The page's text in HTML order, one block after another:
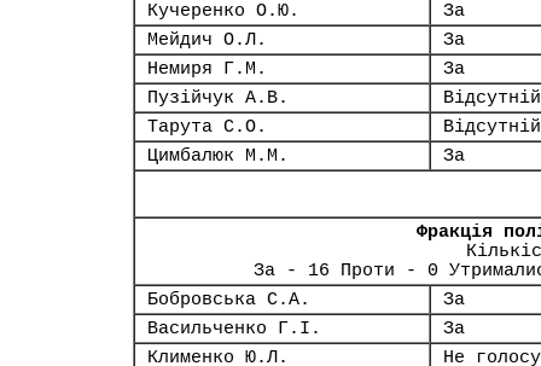
Кучеренко О.Ю.
За
Мейдич О.Л.
За
Немиря Г.М.
За
Пузійчук А.В.
Відсутній
Тарута С.О.
Відсутній
Цимбалюк М.М.
За
Фракція
За - 16 Проти - 0
Бобровська С.А.
За
Васильченко Г.І.
За
Клименко Ю.Л.
Не